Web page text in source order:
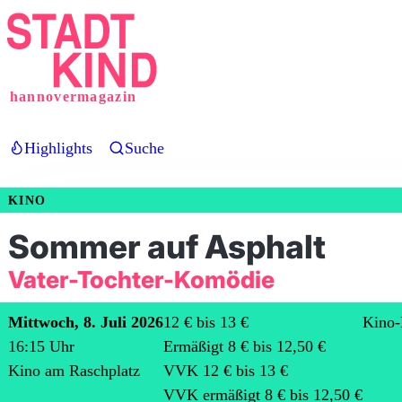
Direkt
zum
hannovermagazin
Highlights Suche
KINO
Sommer auf Asphalt
Vater-Tochter-Komödie
Mittwoch, 8. Juli 2026
16:15 Uhr
Kino am Raschplatz
12 € bis 13 €
Ermäßigt 8 € bis 12,50 €
VVK 12 € bis 13 €
VVK ermäßigt 8 € bis 12,50 €
Kino-